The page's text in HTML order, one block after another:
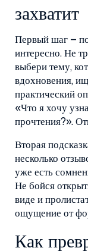
захватит
Первый шаг –
интересно. Не
выбери тему,
вдохновения,
практический
«Что я хочу
прочтения?».
Вторая
несколько
уже есть
Не бойся
виде и
ощущение от
Как